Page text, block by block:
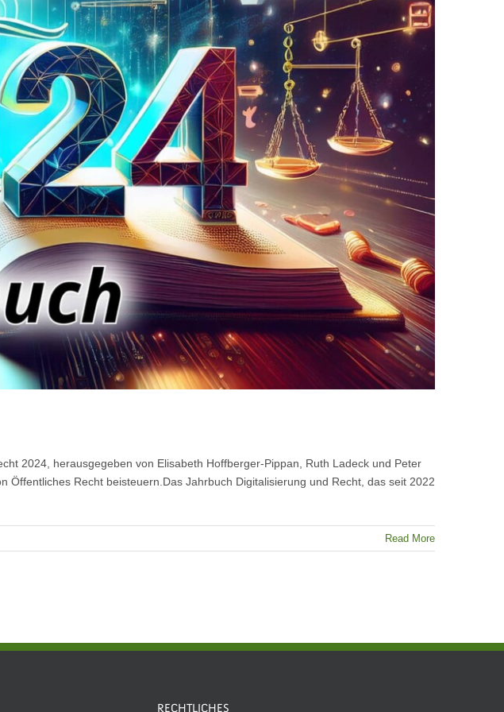
2024, herausgegeben von Elisabeth Hoffberger-Pippan, Ruth Ladeck und Peter
Recht beisteuern.Das Jahrbuch Digitalisierung und Recht, das seit 2022
Read More
RECHTLICHES